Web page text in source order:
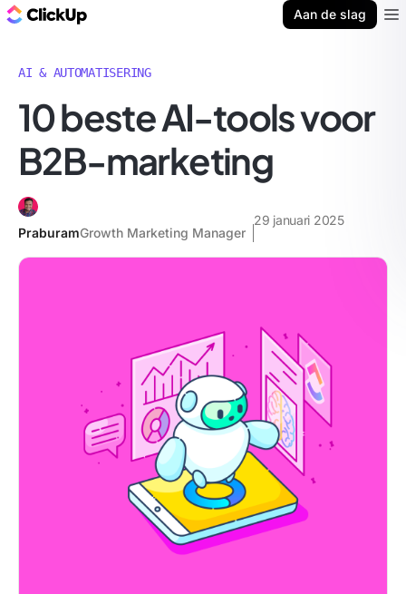
Aan de slag
AI & AUTOMATISERING
10 beste AI-tools voor
B2B-marketing
PraburamGrowth Marketing Manager
29 januari 2025